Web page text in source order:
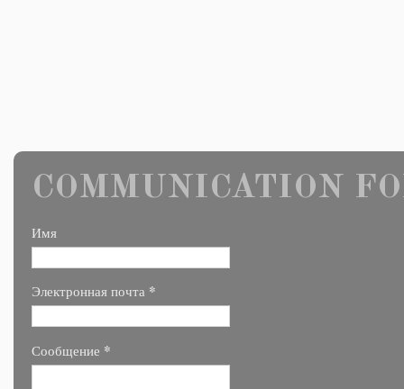
COMMUNICATION
Имя
Электронная почта *
Сообщение *